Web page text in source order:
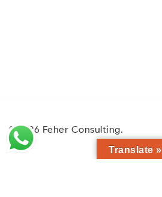
© 2026 Feher Consulting.
Translate »